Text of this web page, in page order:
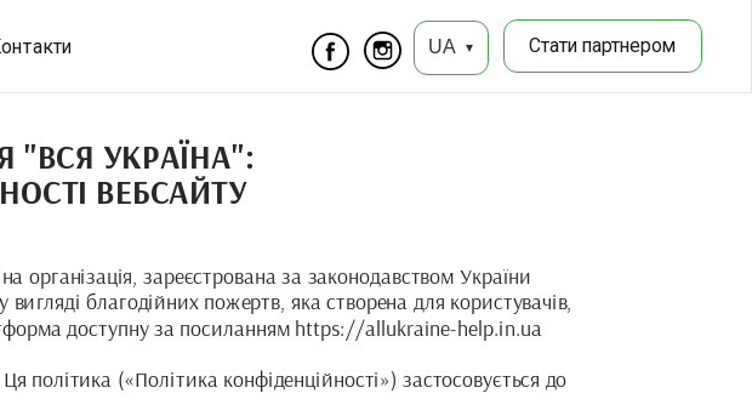
Стати партнером
UA ▾
"ВСЯ УКРАЇНА":
ВЕБСАЙТУ
зареєстрована за законодавством України
благодійних пожертв, яка створена для користувачів,
доступну за посиланням https://allukraine-help.in.ua
(«Політика конфіденційності») застосовується до